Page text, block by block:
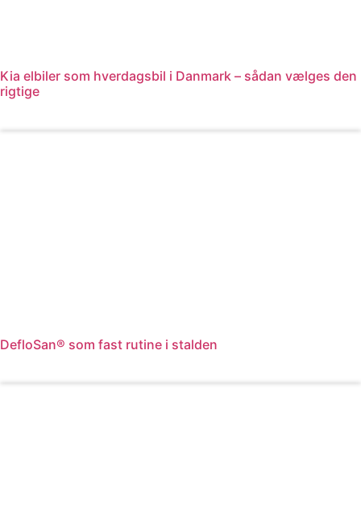
Kia elbiler som hverdagsbil i Danmark – sådan vælges den
rigtige
DefloSan® som fast rutine i stalden